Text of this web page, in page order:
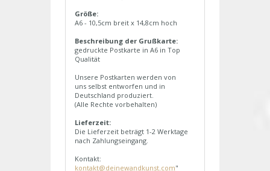
Größe:
A6 - 10,5cm breit x 14,8cm hoch
Beschreibung der Grußkarte:
gedruckte Postkarte in A6 in Top
Qualität
Unsere Postkarten werden von
uns selbst entworfen und in
Deutschland produziert.
(Alle Rechte vorbehalten)
Lieferzeit:
Die Lieferzeit beträgt 1-2 Werktage
nach Zahlungseingang.
Kontakt:
kontakt@deinewandkunst.com"